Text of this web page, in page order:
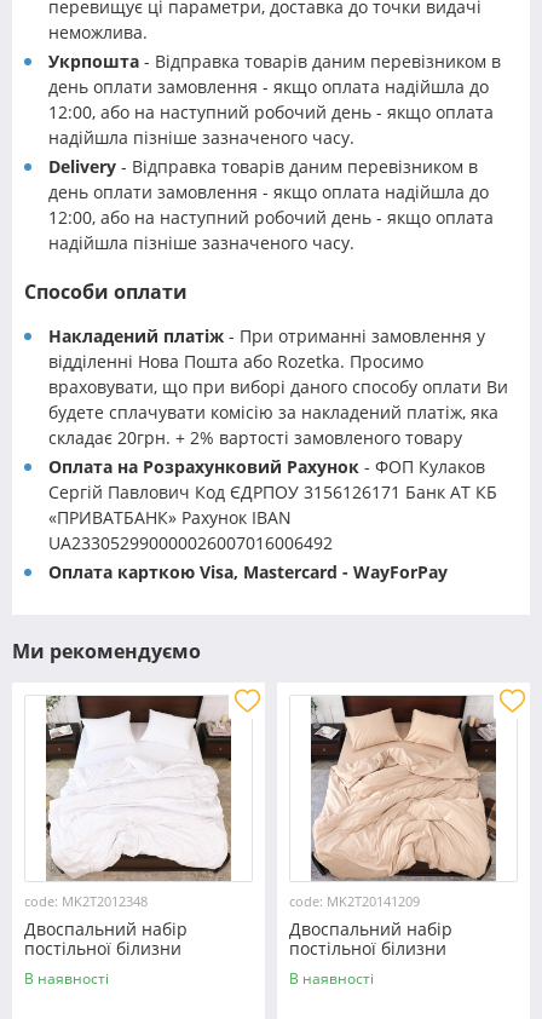
перевищує ці параметри, доставка до точки видачі
неможлива.
Укрпошта - Відправка товарів даним перевізником в
день оплати замовлення - якщо оплата надійшла до
12:00, або на наступний робочий день - якщо оплата
надійшла пізніше зазначеного часу.
Delivery - Відправка товарів даним перевізником в
день оплати замовлення - якщо оплата надійшла до
12:00, або на наступний робочий день - якщо оплата
надійшла пізніше зазначеного часу.
Способи оплати
Накладений платіж - При отриманні замовлення у
відділенні Нова Пошта або Rozetka. Просимо
враховувати, що при виборі даного способу оплати Ви
будете сплачувати комісію за накладений платіж, яка
складає 20грн. + 2% вартості замовленого товару
Оплата на Розрахунковий Рахунок - ФОП Кулаков
Сергій Павлович Код ЄДРПОУ 3156126171 Банк АТ КБ
«ПРИВАТБАНК» Рахунок IBAN
UA233052990000026007016006492
Оплата карткою Visa, Mastercard - WayForPay
Ми рекомендуємо
code: MK2T2012348
Двоспальний набір
постільної білизни
180*220 із мікрофібри
№2012348 Черешенка™
В наявності
code: MK2T20141209
Двоспальний набір
постільної білизни
180*220 із мікрофібри
№20141209 Черешенка™
В наявності